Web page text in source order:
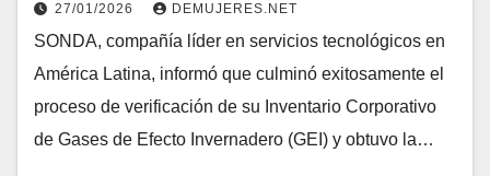
27/01/2026 DEMUJERES.NET
SONDA, compañía líder en servicios tecnológicos en
América Latina, informó que culminó exitosamente el
proceso de verificación de su Inventario Corporativo
de Gases de Efecto Invernadero (GEI) y obtuvo la…